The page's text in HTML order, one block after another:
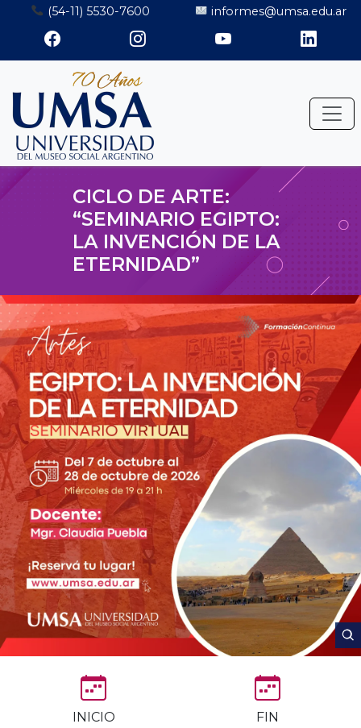
Saltar
contenido
(54-11) 5530-7600 informes@umsa.edu.ar
CICLO DE ARTE:
“SEMINARIO EGIPTO:
LA INVENCIÓN DE LA
ETERNIDAD”
INICIO
FIN